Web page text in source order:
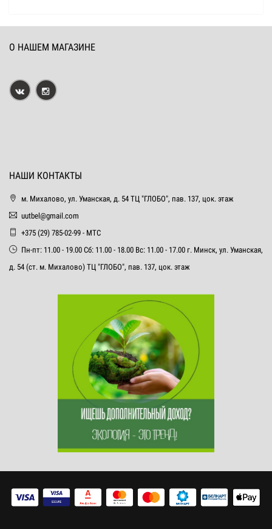
О НАШЕМ МАГАЗИНЕ
НАШИ КОНТАКТЫ
м. Михалово, ул. Уманская, д. 54 ТЦ "ГЛОБО", пав. 137, цок. этаж
uutbel@gmail.com
+375 (29) 785-02-99 - МТС
Пн-пт: 11.00 - 19.00 Сб: 11.00 - 18.00 Вс: 11.00 - 17.00 г. Минск, ул. Уманская,
д. 54 (ст. м. Михалово) ТЦ "ГЛОБО", пав. 137, цок. этаж